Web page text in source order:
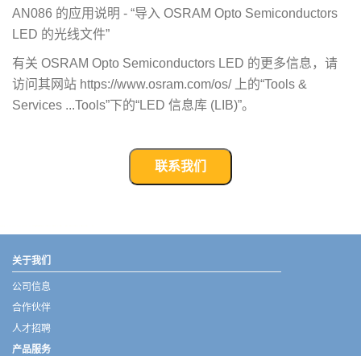
AN086 的应用说明 - “导入 OSRAM Opto Semiconductors
LED 的光线文件”
有关 OSRAM Opto Semiconductors LED 的更多信息，请
访问其网站 https://www.osram.com/os/ 上的“Tools &
Services ...Tools”下的“LED 信息库 (LIB)”。
联系我们
关于我们
公司信息
合作伙伴
人才招聘
产品服务